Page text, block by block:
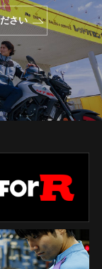
さい